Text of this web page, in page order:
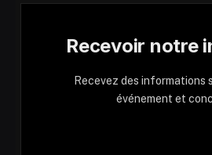
Recevoir notre
Recevez des informations
événement et